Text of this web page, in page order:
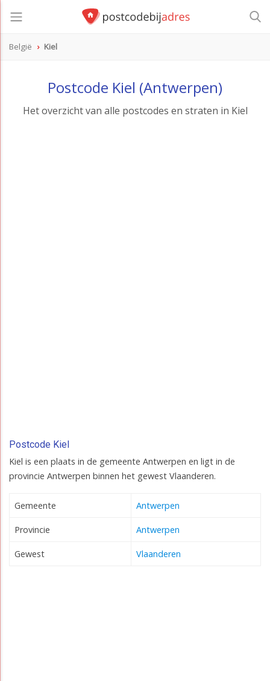
België Kiel
Postcode Kiel (Antwerpen)
Het overzicht van alle postcodes en straten in Kiel
Postcode Kiel
Kiel is een plaats in de gemeente Antwerpen en ligt in de
provincie Antwerpen binnen het gewest Vlaanderen.
Gemeente Antwerpen
Provincie Antwerpen
Gewest Vlaanderen